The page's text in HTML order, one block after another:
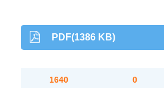
PDF(1386 KB)
1640 0